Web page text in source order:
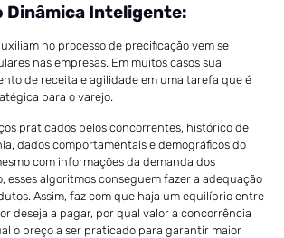
Dinâmica Inteligente:
no processo de precificação vem se
nas empresas. Em muitos casos sua
de receita e agilidade em uma tarefa que é
para o varejo.
praticados pelos concorrentes, histórico de
dados comportamentais e demográficos do
com informações da demanda dos
esses algoritmos conseguem fazer a adequação
Assim, faz com que haja um equilíbrio entre
deseja a pagar, por qual valor a concorrência
o preço a ser praticado para garantir maior